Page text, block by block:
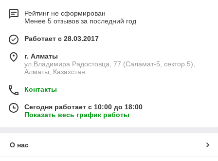
Рейтинг не сформирован
Менее 5 отзывов за последний год
Работает с 28.03.2017
г. Алматы
ул.Владимира Радостовца, 77 (Саламат-5, сектор 5),
Алматы, Казахстан
Контакты
Сегодня работает с 10:00 до 18:00
Показать весь график работы
О нас